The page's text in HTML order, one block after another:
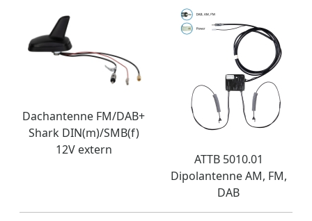
Dachantenne FM/DAB+
Shark DIN(m)/SMB(f)
12V extern
ATTB 5010.01
Dipolantenne AM, FM,
DAB